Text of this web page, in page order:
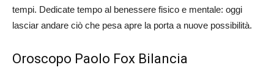
tempi. Dedicate tempo al benessere fisico e mentale: oggi
lasciar andare ciò che pesa apre la porta a nuove possibilità.
Oroscopo Paolo Fox Bilancia